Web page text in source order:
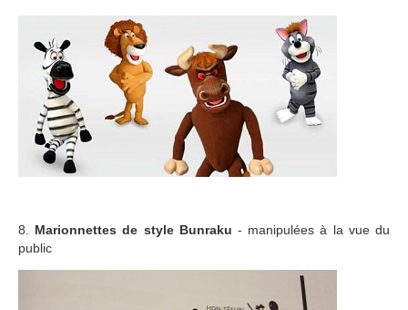
8. Marionnettes de style Bunraku - manipulées à la vue du
public